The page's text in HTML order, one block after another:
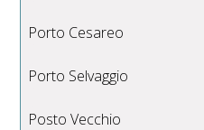
Porto Cesareo
Porto Selvaggio
Posto Vecchio